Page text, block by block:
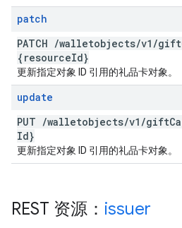
patch
PATCH /walletobjects/v1 /gift
{resourceId}
更新指定对象 ID 引用的礼品卡对象。
update
PUT /walletobjects/v1 /gift
Id}
更新指定对象 ID 引用的礼品卡对象。
REST 资源： issuer